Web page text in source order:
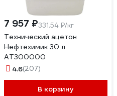
7 957 ₽331.54 ₽/кг
Технический ацетон
Нефтехимик 30 л
АТ300000
4.6(207)
В корзину